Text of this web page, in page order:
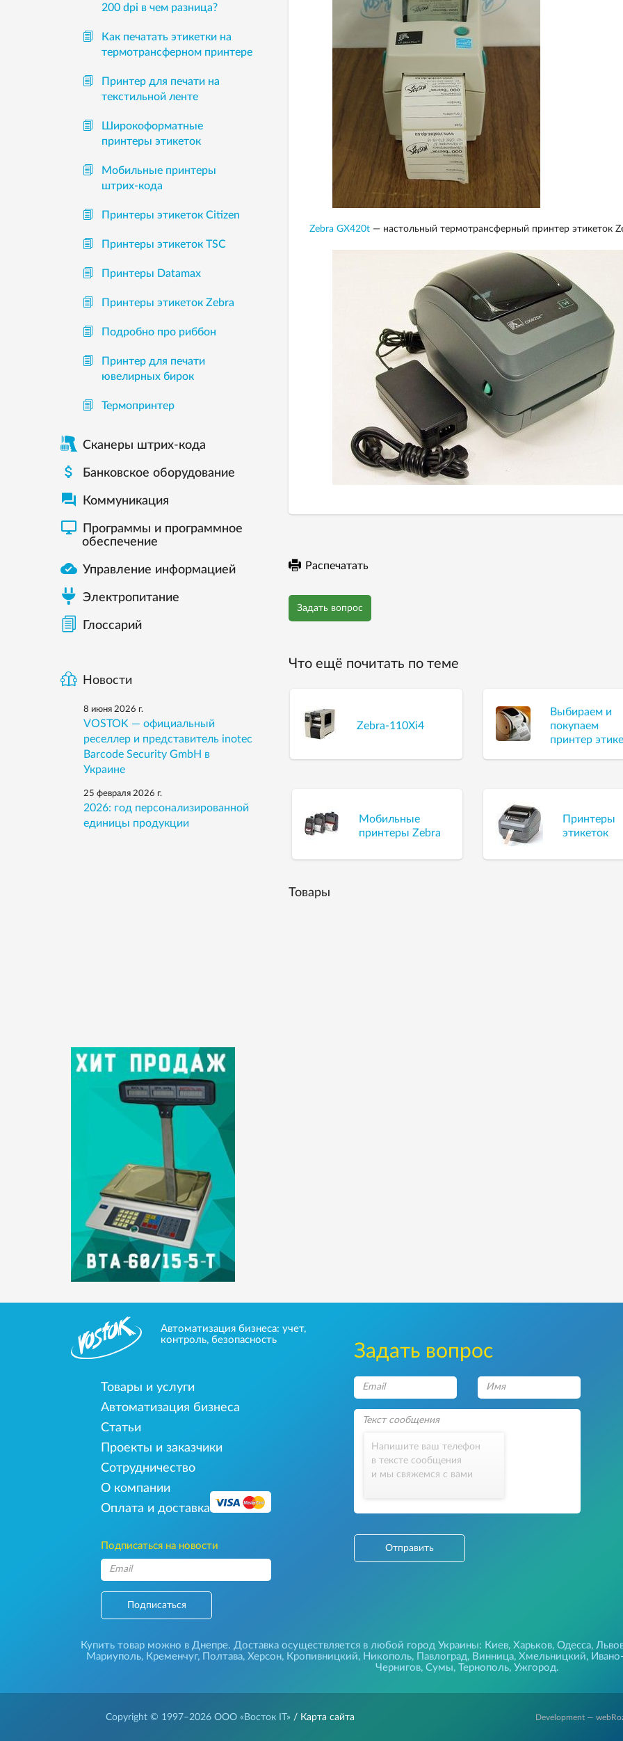
Zebra GX420t— настольный термотрансферный принтер этикеток
Распечатать
Задать вопрос
Что ещё почитать по теме
Zebra-110Xi4
Выбираем и
покупаем
принтер
Мобильные
принтеры Zebra
Принтеры
этикеток
Товары
200 dpi в чем разница?
Как печатать этикетки на
термотрансферном принтере
Принтер для печати на
текстильной ленте
Широкоформатные
принтеры этикеток
Мобильные принтеры
штрих-кода
Принтеры этикеток Citizen
Принтеры этикеток TSC
Принтеры Datamax
Принтеры этикеток Zebra
Подробно про риббон
Принтер для печати
ювелирных бирок
Термопринтер
Сканеры штрих-кода
 Банковское оборудование
 Коммуникация

Программы и программное
обеспечение
 Управление информацией
Электропитание
Глоссарий
Новости
8 июня 2026 г.
VOSTOK — официальный
реселлер и представитель inotec
Barcode Security GmbH в
Украине
25 февраля 2026 г.
2026: год персонализированной
единицы продукции
Автоматизация бизнеса: учет,
контроль, безопасность
Товары и услуги
Автоматизация бизнеса
Статьи
Проекты и заказчики
Сотрудничество
О компании
Оплата и доставка
Подписаться на новости
Подписаться
Задать вопрос
Напишите ваш телефон
в тексте сообщения
и мы свяжемся с вами
Отправить
Купить товар можно в Днепре. Доставка осуществляется в любой город Украины: Киев, Харьков, Одесса,
Мариуполь, Кременчуг, Полтава, Херсон, Кропивницкий, Никополь, Павлоград, Винница, Хмельницкий,
Чернигов, Сумы, Тернополь, Ужгород.
Copyright © 1997–2026 ООО «Восток IT» / Карта сайта Development —